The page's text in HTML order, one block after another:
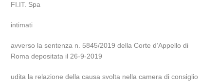
FI.IT. Spa
intimati
avverso la sentenza n. 5845/2019 della Corte d’Appello di
Roma depositata il 26-9-2019
udita la relazione della causa svolta nella camera di consiglio